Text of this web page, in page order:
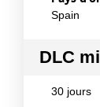
Spain
DLC
30 jours